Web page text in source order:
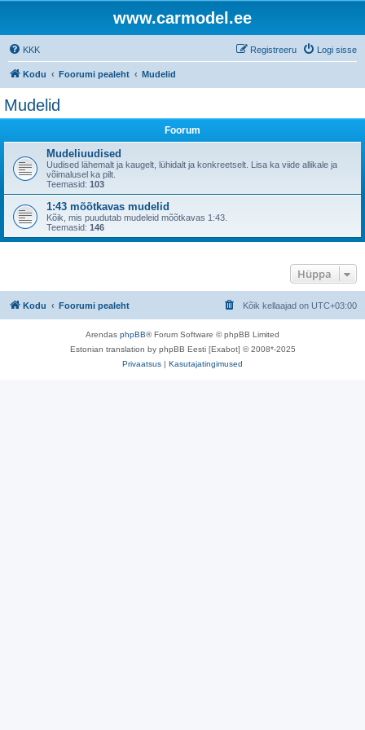
www.carmodel.ee
KKK Logi sisse
Registreeru
Kodu Foorumi pealeht Mudelid
Mudelid
Foorum
Mudeliuudised
Uudised lähemalt ja kaugelt, lühidalt ja konkreetselt. Lisa ka viide allikale ja
võimalusel ka pilt.
Teemasid: 103
1:43 mõõtkavas mudelid
Kõik, mis puudutab mudeleid mõõtkavas 1:43.
Teemasid: 146
Hüppa
Kodu Foorumi pealeht Kõik kellaajad on UTC+03:00
Arendas phpBB® Forum Software © phpBB Limited
Estonian translation by phpBB Eesti [Exabot] © 2008*-2025
Privaatsus | Kasutajatingimused